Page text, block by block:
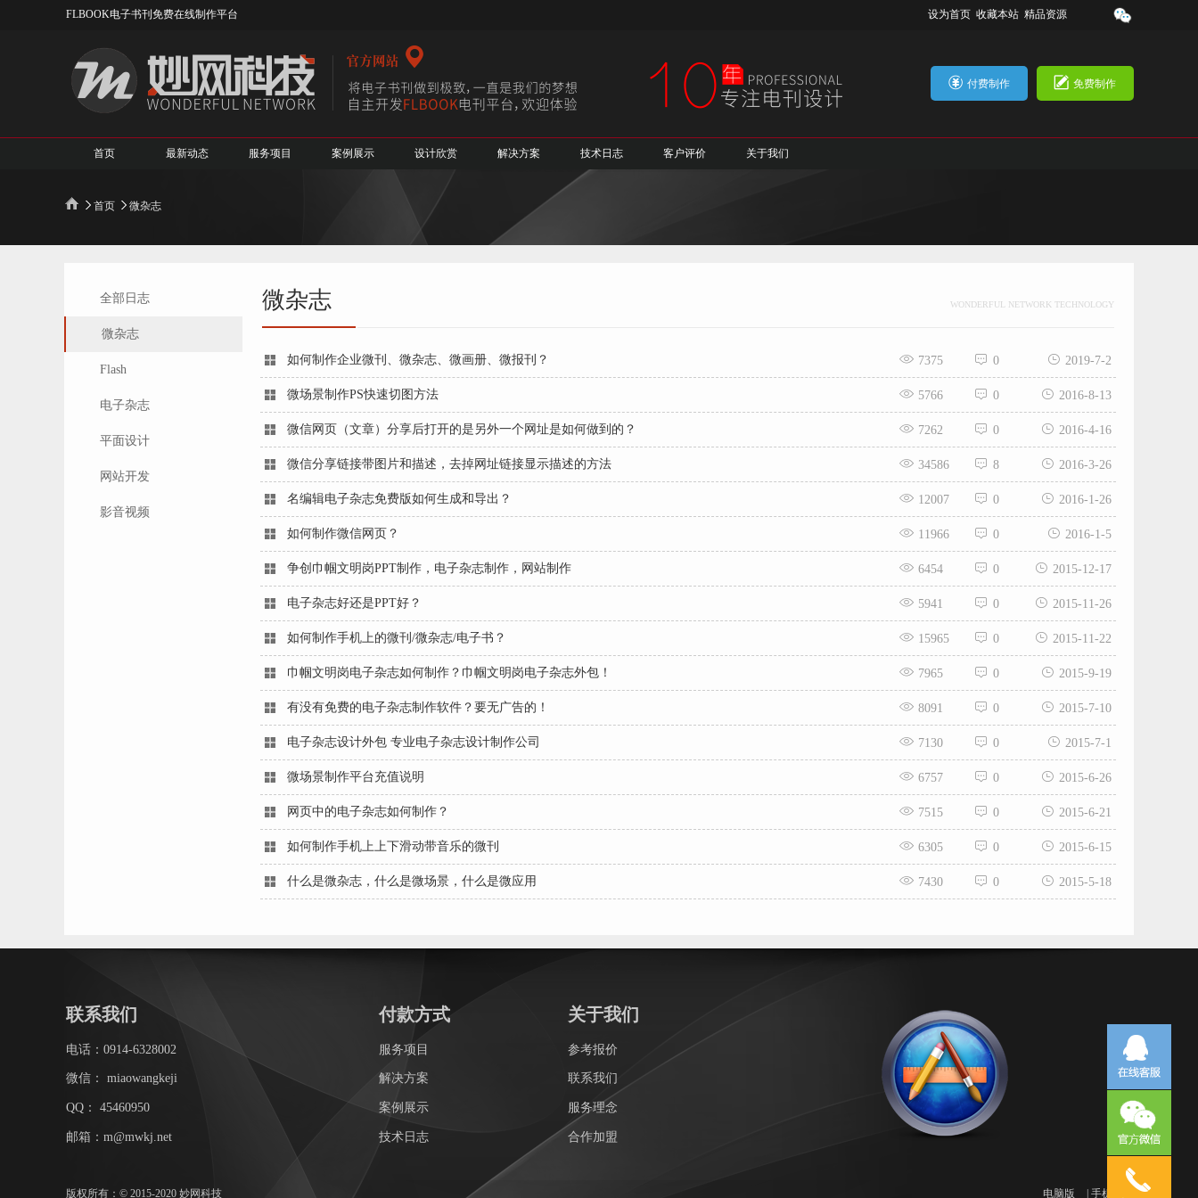
FLBOOK电子书刊免费在线制作平台 设为首页 收藏本站 精品资源
免费制作
付费制作
首页 最新动态 服务项目 案例展示 设计欣赏 解决方案 技术日志 客户评价 关于我们
首页 微杂志
微杂志 WONDERFUL NETWORK TECHNOLOGY
如何制作企业微刊、微杂志、微画册、微报刊？ 7375 0 2019-7-2
微场景制作PS快速切图方法 5766 0 2016-8-13
微信网页（文章）分享后打开的是另外一个网址是如何做到的？ 7262 0 2016-4-16
微信分享链接带图片和描述，去掉网址链接显示描述的方法 34586 8 2016-3-26
名编辑电子杂志免费版如何生成和导出？ 12007 0 2016-1-26
如何制作微信网页？ 11966 0 2016-1-5
争创巾帼文明岗PPT制作，电子杂志制作，网站制作 6454 0 2015-12-17
电子杂志好还是PPT好？ 5941 0 2015-11-26
如何制作手机上的微刊/微杂志/电子书？ 15965 0 2015-11-22
巾帼文明岗电子杂志如何制作？巾帼文明岗电子杂志外包！ 7965 0 2015-9-19
有没有免费的电子杂志制作软件？要无广告的！ 8091 0 2015-7-10
电子杂志设计外包 专业电子杂志设计制作公司 7130 0 2015-7-1
微场景制作平台充值说明 6757 0 2015-6-26
网页中的电子杂志如何制作？ 7515 0 2015-6-21
如何制作手机上上下滑动带音乐的微刊 6305 0 2015-6-15
什么是微杂志，什么是微场景，什么是微应用 7430 0 2015-5-18
全部日志
微杂志
Flash
电子杂志
平面设计
网站开发
影音视频
联系我们 付款方式 关于我们
电话：0914-6328002 服务项目 参考报价
微信： miaowangkeji 解决方案 联系我们
QQ： 45460950 案例展示 服务理念
邮箱：m@mwkj.net 技术日志 合作加盟
版权所有：© 2015-2020 妙网科技 电脑版 手机版